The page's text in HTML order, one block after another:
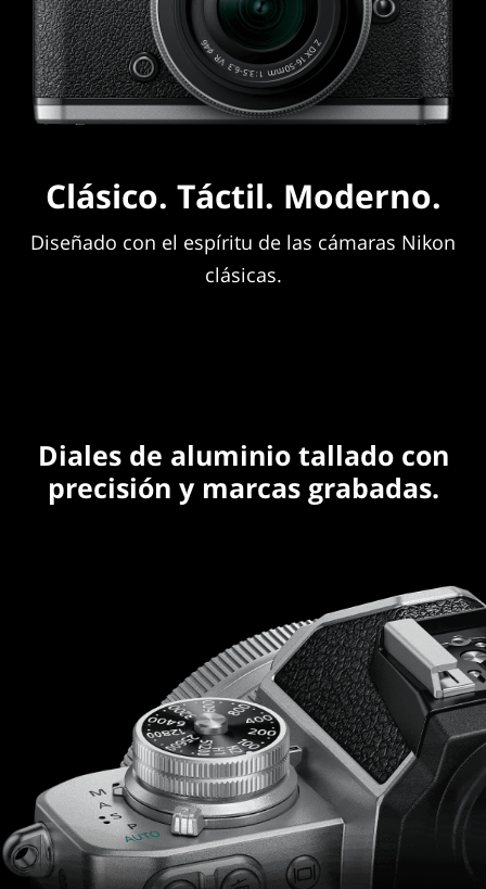
Clásico. Táctil. Moderno.
Diseñado con el espíritu de las cámaras Nikon
clásicas.
Diales de aluminio tallado con
precisión y marcas grabadas.